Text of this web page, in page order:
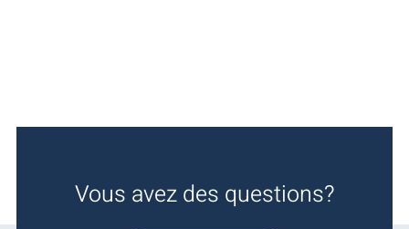
Vous avez des questions?